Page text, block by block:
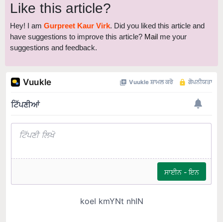
Like this article?
Hey! I am Gurpreet Kaur Virk. Did you liked this article and
have suggestions to improve this article? Mail me your
suggestions and feedback.